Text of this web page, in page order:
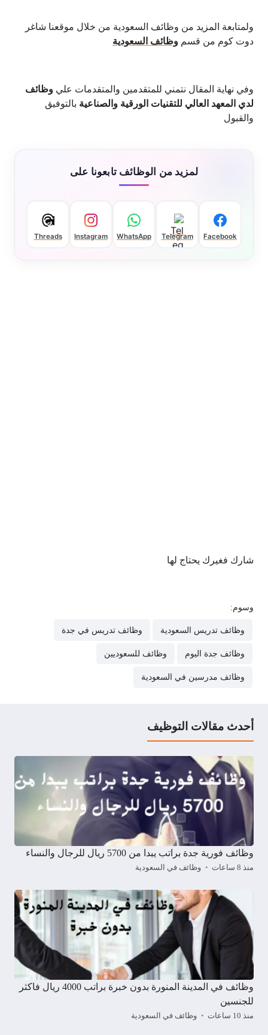
ولمتابعة المزيد من وظائف السعودية من خلال موقعنا شاغر
دوت كوم من قسم وظائف السعودية
وفي نهاية المقال نتمني للمتقدمين والمتقدمات علي وظائف
لدي المعهد العالي للتقنيات الورقية والصناعية بالتوفيق
والقبول
لمزيد من الوظائف تابعونا على
Facebook
Telegram
WhatsApp
Instagram
Threads
شارك فغيرك يحتاج لها
وسوم:
وظائف تدريس السعودية وظائف تدريس في جدة
وظائف جدة اليوم وظائف للسعوديين
وظائف مدرسين في السعودية
أحدث مقالات التوظيف
وظائف فورية جدة براتب يبدا من 5700 ريال للرجال والنساء
منذ 8 ساعات وظائف في السعودية
وظائف في المدينة المنورة بدون خبرة براتب 4000 ريال فاكثر
للجنسين
منذ 10 ساعات وظائف في السعودية